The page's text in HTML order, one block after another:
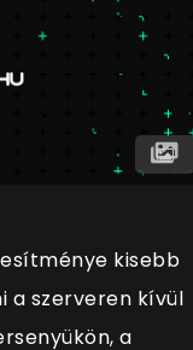
kisebb
a szerveren kívül
a